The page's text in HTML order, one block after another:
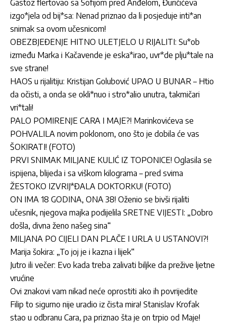
Gastoz flertovao sa Sofijom pred Anđelom, Đuričićeva
izgo*jela od bij*sa: Nenad priznao da li posjeduje inti*an
snimak sa ovom učesnicom!
OBEZBJEĐENJE HITNO ULETJELO U RIJALITI: Su*ob
između Marka i Kačavende je eska*irao, uvr*de plju*tale na
sve strane!
HAOS u rijalitiju: Kristijan Golubović UPAO U BUNAR – Htio
da očisti, a onda se okli*nuo i stro*alio unutra, takmičari
vri*tali!
PALO POMIRENJE CARA I MAJE?! Marinkovićeva se
POHVALILA novim poklonom, ono što je dobila će vas
ŠOKIRATI! (FOTO)
PRVI SNIMAK MILJANE KULIĆ IZ TOPONICE! Oglasila se
ispijena, blijeda i sa viškom kilograma – pred svima
ŽESTOKO IZVRIJ*ĐALA DOKTORKU! (FOTO)
ON IMA 18 GODINA, ONA 38! Oženio se bivši rijaliti
učesnik, njegova majka podijelila SRETNE VIJESTI: „Dobro
došla, divna ženo našeg sina“
MILJANA PO CIJELI DAN PLAČE I URLA U USTANOVI?!
Marija šokira: „To joj je i kazna i lijek“
Jutro ili večer: Evo kada treba zalivati biljke da prežive ljetne
vrućine
Ovi znakovi vam nikad neće oprostiti ako ih povrijedite
Filip to sigurno nije uradio iz čista mira! Stanislav Krofak
stao u odbranu Cara, pa priznao šta je on trpio od Maje!